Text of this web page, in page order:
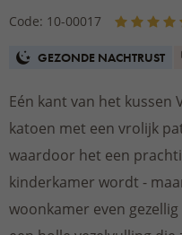
Code: 10-00017
GEZONDE NACHTRUST
Eén kant van het kussen
katoen met een vrolijk
waardoor het een
kinderkamer wordt -
woonkamer even